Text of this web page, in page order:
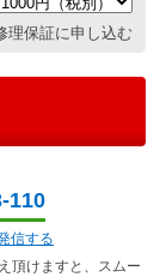
理保証に申し込む
110
信する
頂けますと、スムー